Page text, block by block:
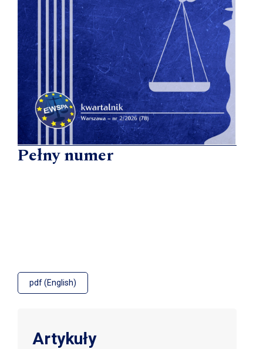
Pełny numer
pdf (English)
Artykuły